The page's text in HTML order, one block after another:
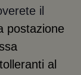
il
postazione
al